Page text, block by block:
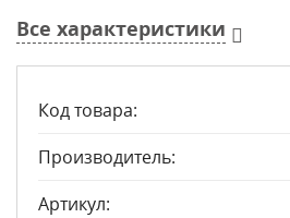
Все характеристики
Код товара:
Производитель:
Артикул: